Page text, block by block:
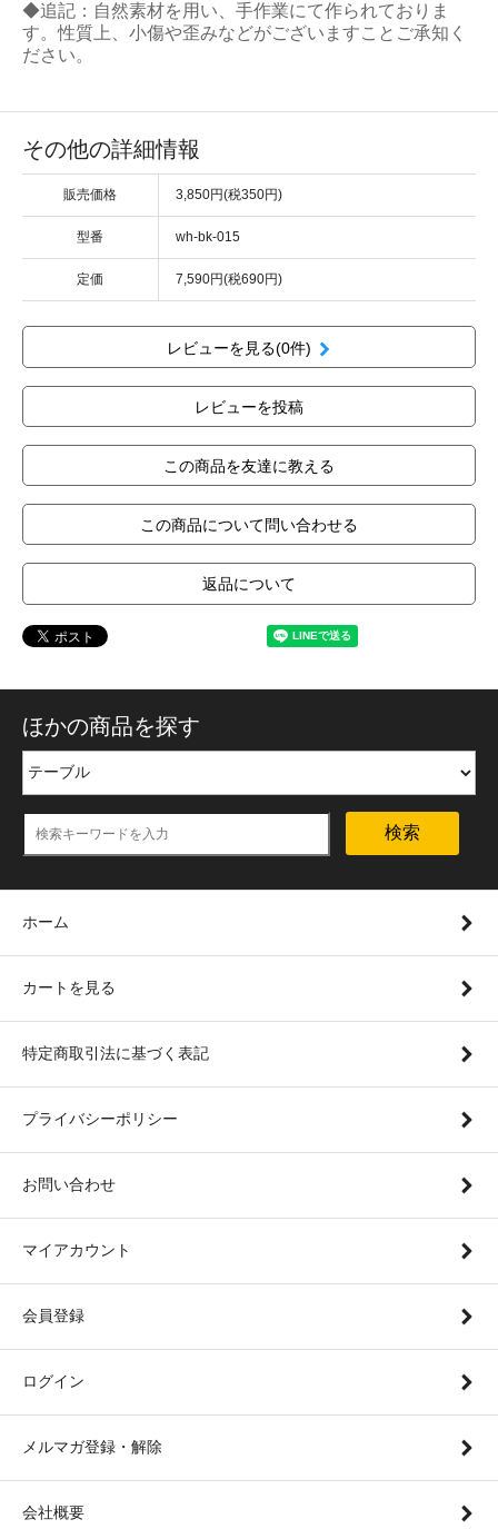
◆追記：自然素材を用い、手作業にて作られておりま
す。性質上、小傷や歪みなどがございますことご承知く
ださい。
その他の詳細情報
販売価格 3,850円(税350円)
型番 wh-bk-015
定価 7,590円(税690円)
レビューを見る(0件)
レビューを投稿
この商品を友達に教える
この商品について問い合わせる
返品について
ほかの商品を探す
検索
ホーム
カートを見る
特定商取引法に基づく表記
プライバシーポリシー
お問い合わせ
マイアカウント
会員登録
ログイン
メルマガ登録・解除
会社概要